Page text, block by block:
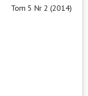
Tom 5 Nr 2 (2014)